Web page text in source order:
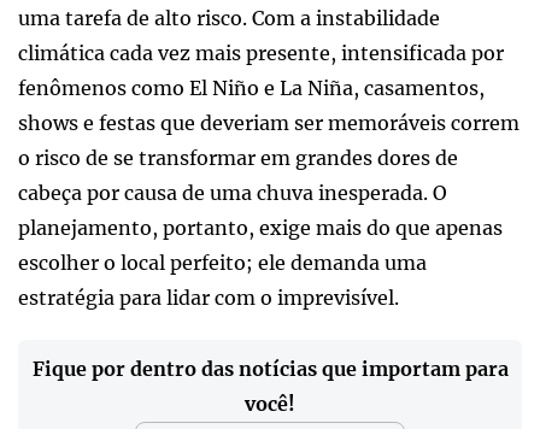
uma tarefa de alto risco. Com a instabilidade
climática cada vez mais presente, intensificada por
fenômenos como El Niño e La Niña, casamentos,
shows e festas que deveriam ser memoráveis correm
o risco de se transformar em grandes dores de
cabeça por causa de uma chuva inesperada. O
planejamento, portanto, exige mais do que apenas
escolher o local perfeito; ele demanda uma
estratégia para lidar com o imprevisível.
Fique por dentro das notícias que importam para
você!